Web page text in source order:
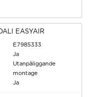
EASYAIR
E7985333
Ja
Utanpåliggande
montage
Ja